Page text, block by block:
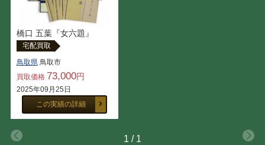
平賀 敬
ヒロ・ヤマガタ
笹倉 鉄平
片岡 球子
橋口 五葉『女六題』
宅配買取
鳥取県鳥取市
買取価格 73,000円
2025年09月25日
この実績の詳細
1 / 1